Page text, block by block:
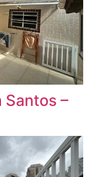
Santos –